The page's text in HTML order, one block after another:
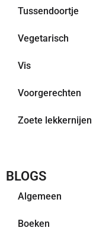
Tussendoortje
Vegetarisch
Vis
Voorgerechten
Zoete lekkernijen
BLOGS
Algemeen
Boeken